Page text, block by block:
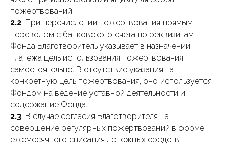
пожертвований.
2.2. При перечислении пожертвования прямым
переводом с банковского счета по реквизитам
Фонда Благотворитель указывает в назначении
платежа цель использования пожертвования
самостоятельно. В отсутствие указания на
конкретную цель пожертвования, оно используется
Фондом на ведение уставной деятельности и
содержание Фонда.
2.3. В случае согласия Благотворителя на
совершение регулярных пожертвований в форме
ежемесячного списания денежных средств,